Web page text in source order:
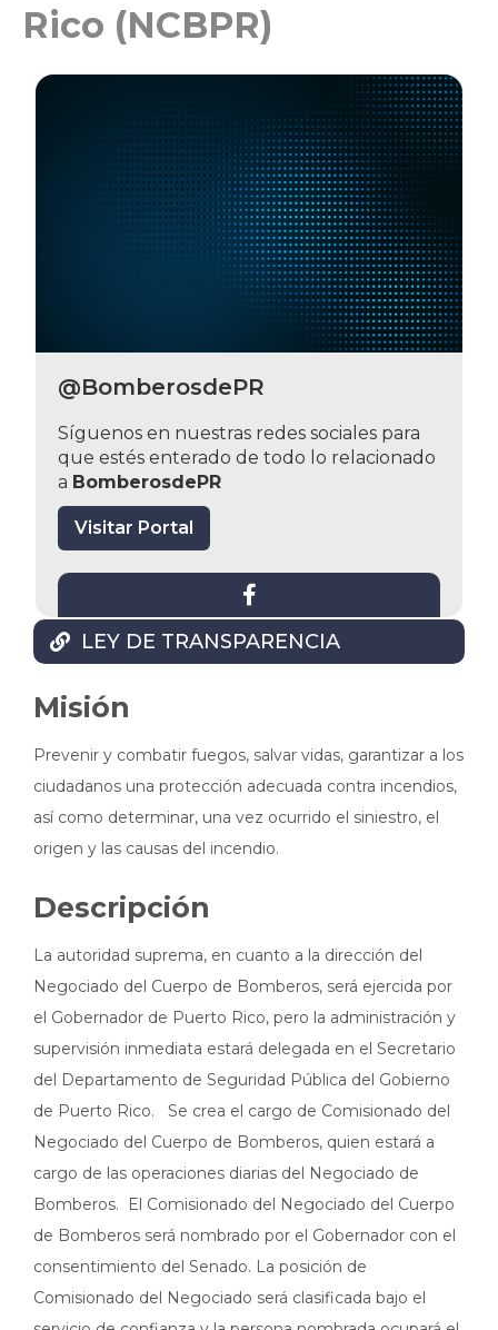
Rico (NCBPR)
@BomberosdePR
Síguenos en nuestras redes sociales para
que estés enterado de todo lo relacionado
a BomberosdePR
Visitar Portal

 LEY DE TRANSPARENCIA
Misión
Prevenir y combatir fuegos, salvar vidas, garantizar a los
ciudadanos una protección adecuada contra incendios,
así como determinar, una vez ocurrido el siniestro, el
origen y las causas del incendio.
Descripción
La autoridad suprema, en cuanto a la dirección del
Negociado del Cuerpo de Bomberos, será ejercida por
el Gobernador de Puerto Rico, pero la administración y
supervisión inmediata estará delegada en el Secretario
del Departamento de Seguridad Pública del Gobierno
de Puerto Rico. Se crea el cargo de Comisionado del
Negociado del Cuerpo de Bomberos, quien estará a
cargo de las operaciones diarias del Negociado de
Bomberos. El Comisionado del Negociado del Cuerpo
de Bomberos será nombrado por el Gobernador con el
consentimiento del Senado. La posición de
Comisionado del Negociado será clasificada bajo el